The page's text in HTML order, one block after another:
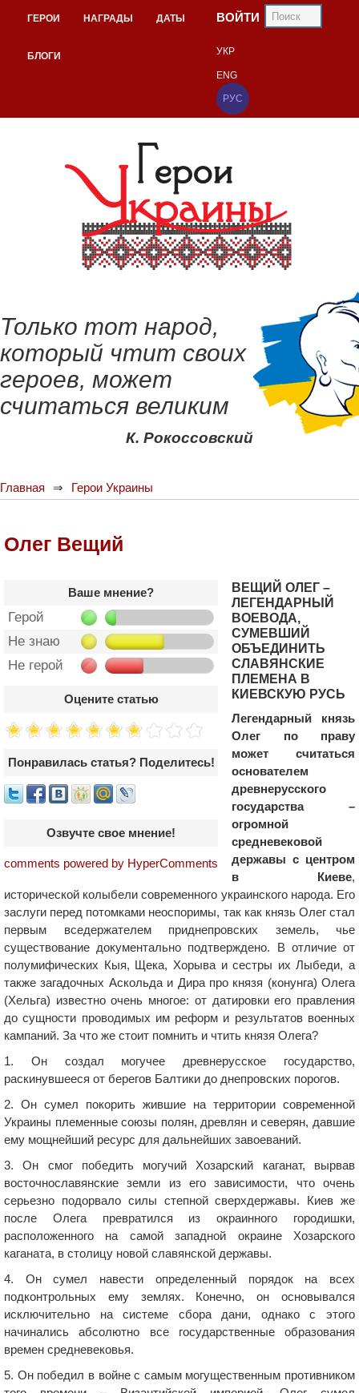
ГЕРОИ НАГРАДЫ ДАТЫ
БЛОГИ
ВОЙТИ
УКР
ENG
РУС
Только тот народ,
который чтит своих
героев, может
считаться великим
К. Рокоссовский
Главная Герои Украины
Олег Вещий
Ваше мнение?
Герой
Не знаю
Не герой
Оцените статью
Понравилась статья? Поделитесь!
Озвучте свое мнение!
comments powered by HyperComments
ВЕЩИЙ ОЛЕГ –
ЛЕГЕНДАРНЫЙ
ВОЕВОДА,
СУМЕВШИЙ
ОБЪЕДИНИТЬ
СЛАВЯНСКИЕ
ПЛЕМЕНА В
КИЕВСКУЮ РУСЬ
Легендарный князь
Олег по праву
может считаться
основателем
древнерусского
государства –
огромной
средневековой
державы с центром
в Киеве,
исторической колыбели современного украинского народа. Его
заслуги перед потомками неоспоримы, так как князь Олег стал
первым вседержателем приднепровских земель, чье
существование документально подтверждено. В отличие от
полумифических Кыя, Щека, Хорыва и сестры их Лыбеди, а
также загадочных Аскольда и Дира про князя (конунга) Олега
(Хельга) известно очень многое: от датировки его правления
до сущности проводимых им реформ и результатов военных
кампаний. За что же стоит помнить и чтить князя Олега?
1. Он создал могучее древнерусское государство,
раскинувшееся от берегов Балтики до днепровских порогов.
2. Он сумел покорить жившие на территории современной
Украины племенные союзы полян, древлян и северян, давшие
ему мощнейший ресурс для дальнейших завоеваний.
3. Он смог победить могучий Хозарский каганат, вырвав
восточнославянские земли из его зависимости, что очень
серьезно подорвало силы степной сверхдержавы. Киев же
после Олега превратился из окраинного городишки,
расположенного на самой западной окраине Хозарского
каганата, в столицу новой славянской державы.
4. Он сумел навести определенный порядок на всех
подконтрольных ему землях. Конечно, он основывался
исключительно на системе сбора дани, однако с этого
начинались абсолютно все государственные образования
времен средневековья.
5. Он победил в войне с самым могущественным противником